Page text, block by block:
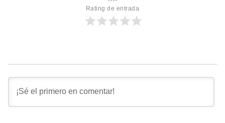
Rating de entrada